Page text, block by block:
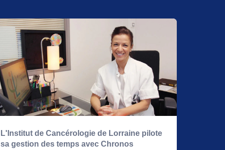
L'Institut de Cancérologie de Lorraine pilote
sa gestion des temps avec Chronos